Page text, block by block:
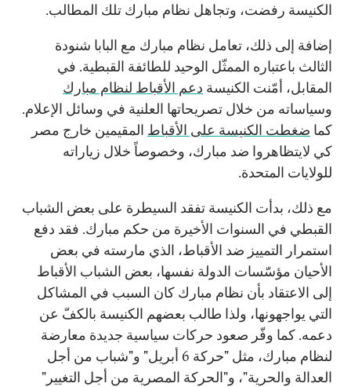
الكنيسة رفضت، وتجاهل نظام مبارك تلك المطالب.
إضافة إلى ذلك، تعامل نظام مبارك مع البابا شنودة
الثالث باعتباره الممثّل الوحيد للطائفة القبطية. في
المقابل، أمّنت الكنيسة دعم الأقباط لنظام مبارك
وسياساته من خلال تصريحاتها العلنية في وسائل الإعلام.
كما ضغطت الكنيسة على الأقباط المقيمين خارج مصر
كي لايتظاهروا ضد مبارك، وخصوصاً خلال زياراته
للولايات المتحدة.
مع ذلك، بدأت الكنيسة تفقد السيطرة على بعض الشباب
القبطي في السنوات الأخيرة من حكم مبارك. فقد دفع
استمرار التمييز ضد الأقباط، الذي مارسته في بعض
الأحيان مؤسّسات الدولة نفسها، بعض الشباب الأقباط
إلى الاعتقاد بأن نظام مبارك كان السبب في المشاكل
التي يواجهونها، ولذا طالب بعضهم الكنيسة بالكفّ عن
دعمه. كما وفّر صعود حركات سياسية جديدة معارضة
لنظام مبارك، مثل "حركة 6 أبريل" و"شباب من أجل
العدالة والحرية"، و"الحركة المصرية من أجل التغيير"